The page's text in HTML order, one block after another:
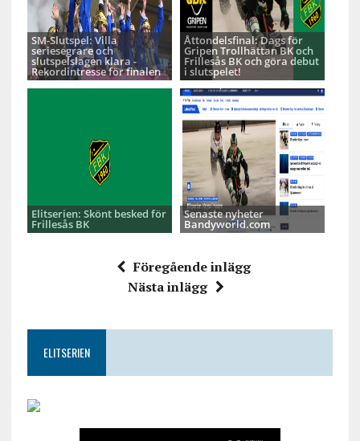
SM-Slutspel: Villa
seriesegrare och
slutspelslagen klara -
Rekordintresse för finalen
Åttondelsfinal: Dags för
Gripen Trollhättan BK och
Frillesås BK och göra debut
i slutspelet!
Elitserien: Skönt besked för
Frillesås BK
Senaste nyheter
Bandyworld.com
Föregående inlägg
Nästa inlägg
ELITSERIEN